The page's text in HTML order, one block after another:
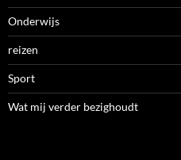
Onderwijs
reizen
Sport
Wat mij verder bezighoudt